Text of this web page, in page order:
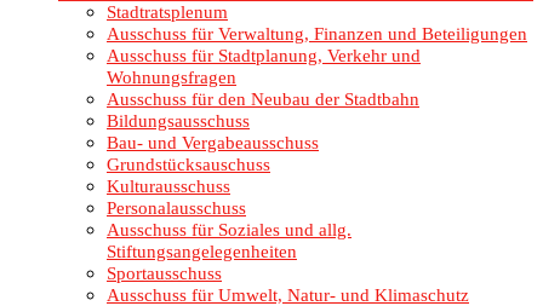
Stadtratsplenum
Ausschuss für Verwaltung, Finanzen und Beteiligungen
Ausschuss für Stadtplanung, Verkehr und
Wohnungsfragen
Ausschuss für den Neubau der Stadtbahn
Bildungsausschuss
Bau- und Vergabeausschuss
Grundstücksauschuss
Kulturausschuss
Personalausschuss
Ausschuss für Soziales und allg.
Stiftungsangelegenheiten
Sportausschuss
Ausschuss für Umwelt, Natur- und Klimaschutz